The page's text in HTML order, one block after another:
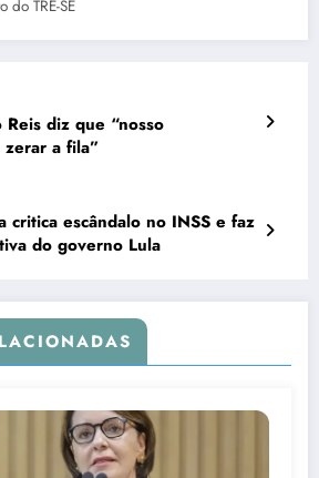
do TRE-SE
diz que “nosso
zerar a fila”
critica escândalo no INSS e faz
do governo Lula